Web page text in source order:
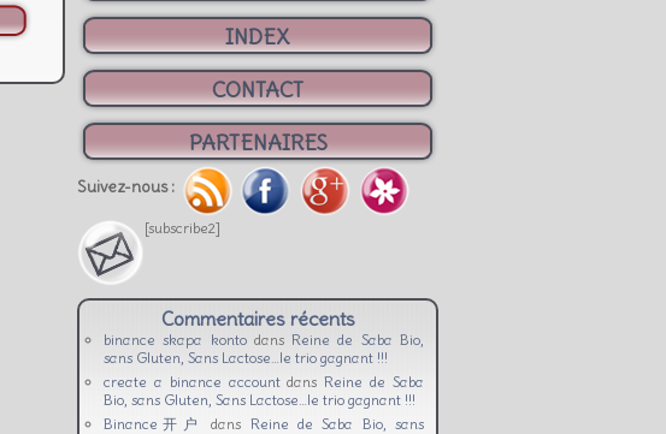
INDEX
CONTACT
PARTENAIRES
Suivez-nous :
[subscribe2]
Commentaires récents
binance skapa kontodansReine de Saba Bio,
sans Gluten, Sans Lactose…le trio gagnant !!!
create a binance accountdansReine de Saba
Bio, sans Gluten, Sans Lactose…le trio gagnant !!!
Binance开户
dans Reine de Saba Bio, sans